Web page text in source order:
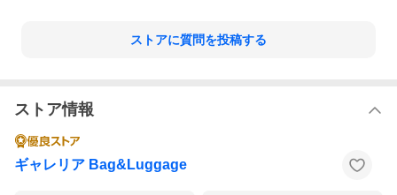
ストアに質問を投稿する
ストア情報
ギャレリア Bag&Luggage